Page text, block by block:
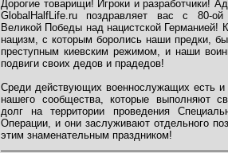
Дорогие товарищи! Игроки и разработчики!
GlobalHalfLife.ru поздравляет вас с 80-ой
Великой Победы над нацистской Германией!
нацизм, с которым боролись наши предки,
преступным киевским режимом, и наши
подвиги своих дедов и прадедов!
Среди действующих военнослужащих есть и
нашего сообщества, которые выполняют
долг на территории проведения
Операции, и они заслуживают отдельного
этим знаменательным праздником!